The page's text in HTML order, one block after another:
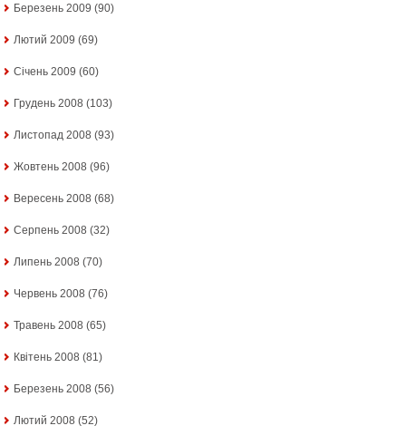
Березень 2009 (90)
Лютий 2009 (69)
Січень 2009 (60)
Грудень 2008 (103)
Листопад 2008 (93)
Жовтень 2008 (96)
Вересень 2008 (68)
Серпень 2008 (32)
Липень 2008 (70)
Червень 2008 (76)
Травень 2008 (65)
Квітень 2008 (81)
Березень 2008 (56)
Лютий 2008 (52)